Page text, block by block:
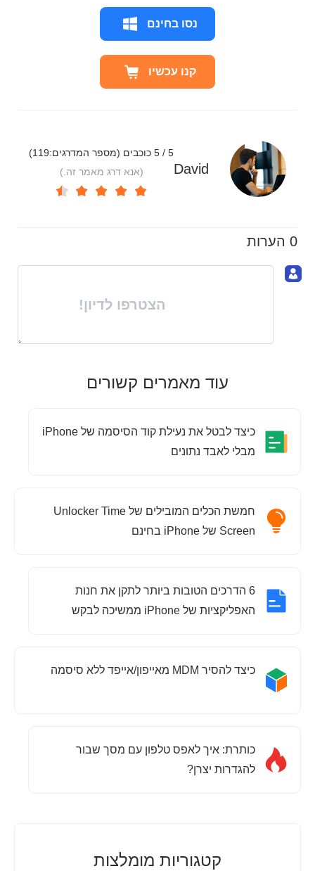
נסו בחינם
קנו עכשיו
David
5 / 5 כוכבים (מספר המדרגים: 119
)
(אנא דרג מאמר זה.)
0 הערות
הצטרפו לדיון!
עוד מאמרים קשורים
כיצד לבטל את נעילת קוד הסיסמה של iPhone
מבלי לאבד נתונים
חמשת הכלים המובילים של Unlocker Time
Screen של iPhone בחינם
6 הדרכים הטובות ביותר לתקן את חנות
האפליקציות של iPhone ממשיכה לבקש
כיצד להסיר MDM מאייפון/אייפד ללא סיסמה
כותרת: איך לאפס טלפון עם מסך שבור
להגדרות יצרן?
קטגוריות מומלצות